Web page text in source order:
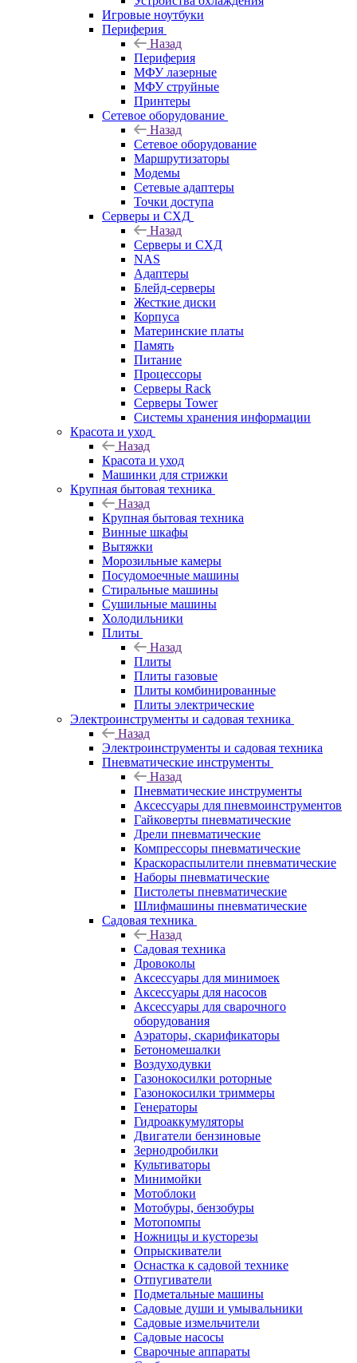
Игровые ноутбуки
Периферия
Назад
Периферия
МФУ лазерные
МФУ струйные
Принтеры
Сетевое оборудование
Назад
Сетевое оборудование
Маршрутизаторы
Модемы
Сетевые адаптеры
Точки доступа
Серверы и СХД
Назад
Серверы и СХД
NAS
Адаптеры
Блейд-серверы
Жесткие диски
Корпуса
Материнские платы
Память
Питание
Процессоры
Серверы Rack
Серверы Tower
Системы хранения информации
Красота и уход
Назад
Красота и уход
Машинки для стрижки
Крупная бытовая техника
Назад
Крупная бытовая техника
Винные шкафы
Вытяжки
Морозильные камеры
Посудомоечные машины
Стиральные машины
Сушильные машины
Холодильники
Плиты
Назад
Плиты
Плиты газовые
Плиты комбинированные
Плиты электрические
Электроинструменты и садовая техника
Назад
Электроинструменты и садовая техника
Пневматические инструменты
Назад
Пневматические инструменты
Аксессуары для пневмоинструментов
Гайковерты пневматические
Дрели пневматические
Компрессоры пневматические
Краскораспылители пневматические
Наборы пневматические
Пистолеты пневматические
Шлифмашины пневматические
Садовая техника
Назад
Садовая техника
Дровоколы
Аксессуары для минимоек
Аксессуары для насосов
Аксессуары для сварочного
оборудования
Аэраторы, скарификаторы
Бетономешалки
Воздуходувки
Газонокосилки роторные
Газонокосилки триммеры
Генераторы
Гидроаккумуляторы
Двигатели бензиновые
Зернодробилки
Культиваторы
Минимойки
Мотоблоки
Мотобуры, бензобуры
Мотопомпы
Ножницы и кусторезы
Опрыскиватели
Оснастка к садовой технике
Отпугиватели
Подметальные машины
Садовые души и умывальники
Садовые измельчители
Садовые насосы
Сварочные аппараты